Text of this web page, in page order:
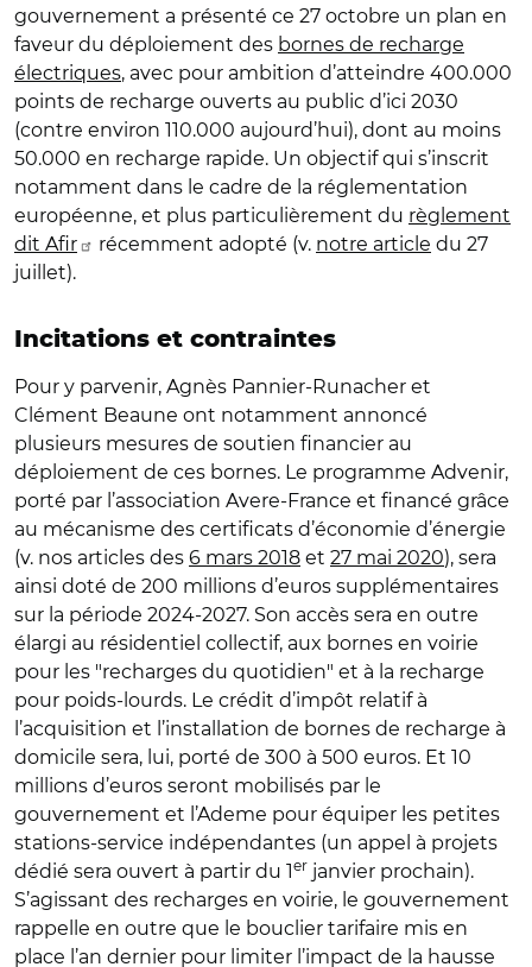
gouvernement a présenté ce 27 octobre un plan en
faveur du déploiement des bornes de recharge
électriques, avec pour ambition d’atteindre 400.000
points de recharge ouverts au public d’ici 2030
(contre environ 110.000 aujourd’hui), dont au moins
50.000 en recharge rapide. Un objectif qui s’inscrit
notamment dans le cadre de la réglementation
européenne, et plus particulièrement du règlement
dit Afir
récemment adopté (v. notre article du 27
juillet).
Incitations et contraintes
Pour y parvenir, Agnès Pannier-Runacher et
Clément Beaune ont notamment annoncé
plusieurs mesures de soutien financier au
déploiement de ces bornes. Le programme Advenir,
porté par l’association Avere-France et financé grâce
au mécanisme des certificats d’économie d’énergie
(v. nos articles des 6 mars 2018 et 27 mai 2020), sera
ainsi doté de 200 millions d’euros supplémentaires
sur la période 2024-2027. Son accès sera en outre
élargi au résidentiel collectif, aux bornes en voirie
pour les "recharges du quotidien" et à la recharge
pour poids-lourds. Le crédit d’impôt relatif à
l’acquisition et l’installation de bornes de recharge à
domicile sera, lui, porté de 300 à 500 euros. Et 10
millions d’euros seront mobilisés par le
gouvernement et l’Ademe pour équiper les petites
stations-service indépendantes (un appel à projets
dédié sera ouvert à partir du 1er janvier prochain).
S’agissant des recharges en voirie, le gouvernement
rappelle en outre que le bouclier tarifaire mis en
place l’an dernier pour limiter l’impact de la hausse